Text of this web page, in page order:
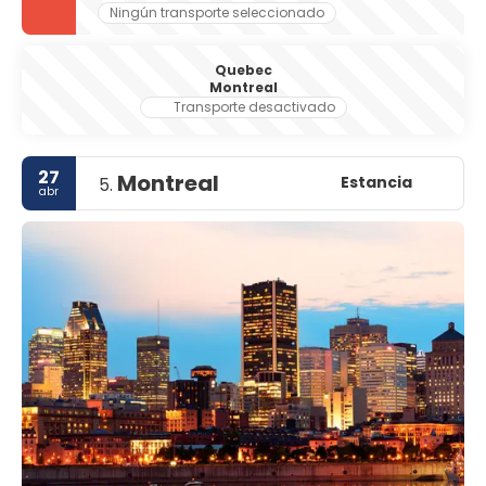
Ningún transporte seleccionado
Quebec
Montreal
Transporte desactivado
27
abr 5. Montreal Estancia